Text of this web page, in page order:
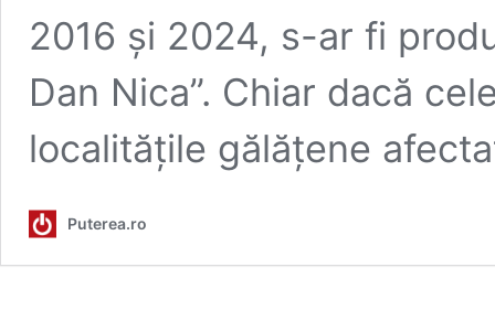
2016 și 2024, s-ar fi
Dan Nica”. Chiar dacă
localitățile gălățene
Puterea.ro